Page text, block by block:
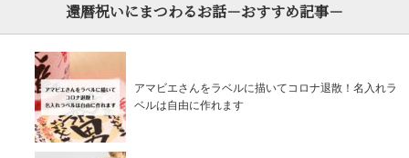
還暦祝いにまつわるお話－おすすめ記事－
アマビエさんをラベルに描いてコロナ退散！名入れラ
ベルは自由に作れます